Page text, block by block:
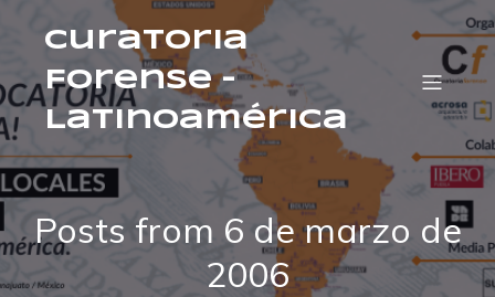
Curatoria
Forense –
Latinoamérica
Posts from 6 de marzo de
2006